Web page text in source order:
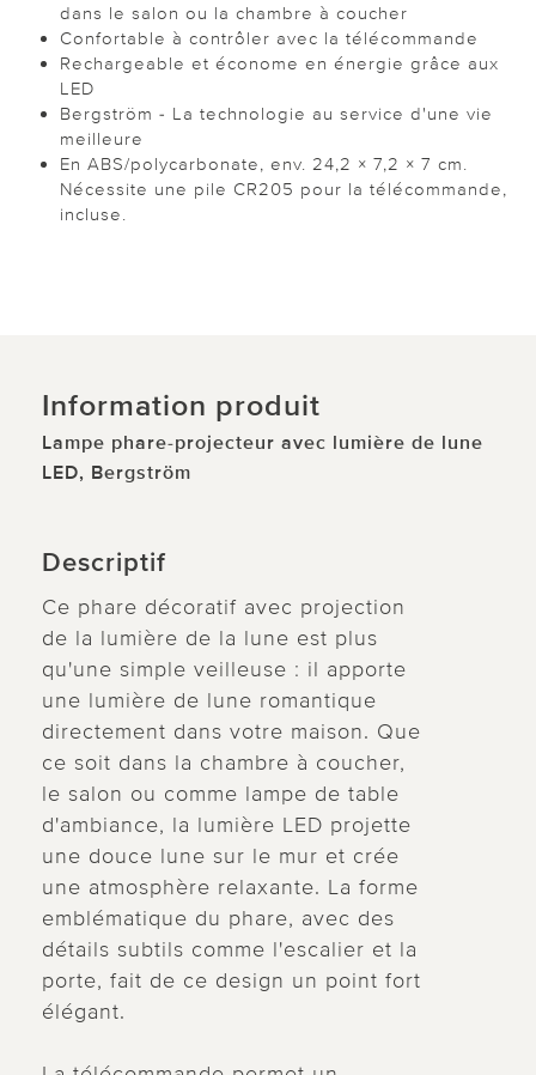
dans le salon ou la chambre à coucher
Confortable à contrôler avec la télécommande
Rechargeable et économe en énergie grâce aux
LED
Bergström - La technologie au service d'une vie
meilleure
En ABS/polycarbonate, env. 24,2 × 7,2 × 7 cm.
Nécessite une pile CR205 pour la télécommande,
incluse.
Information produit
Lampe phare-projecteur avec lumière de lune
LED, Bergström
Descriptif
Ce phare décoratif avec projection
de la lumière de la lune est plus
qu'une simple veilleuse : il apporte
une lumière de lune romantique
directement dans votre maison. Que
ce soit dans la chambre à coucher,
le salon ou comme lampe de table
d'ambiance, la lumière LED projette
une douce lune sur le mur et crée
une atmosphère relaxante. La forme
emblématique du phare, avec des
détails subtils comme l'escalier et la
porte, fait de ce design un point fort
élégant.